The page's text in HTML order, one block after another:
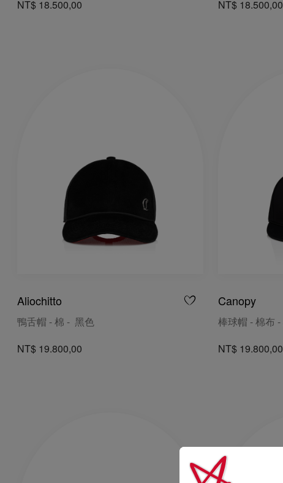
NT$ 18.500,00 NT$ 18.500,00
Aliochitto
鴨舌帽 - 棉 - 黑色
NT$ 19.800,00
Canopy
棒球帽 - 棉布 -
NT$ 19.800,00